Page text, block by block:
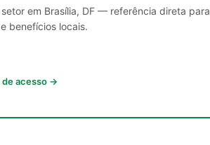
em Brasília, DF — referência direta para
benefícios locais.
de acesso →